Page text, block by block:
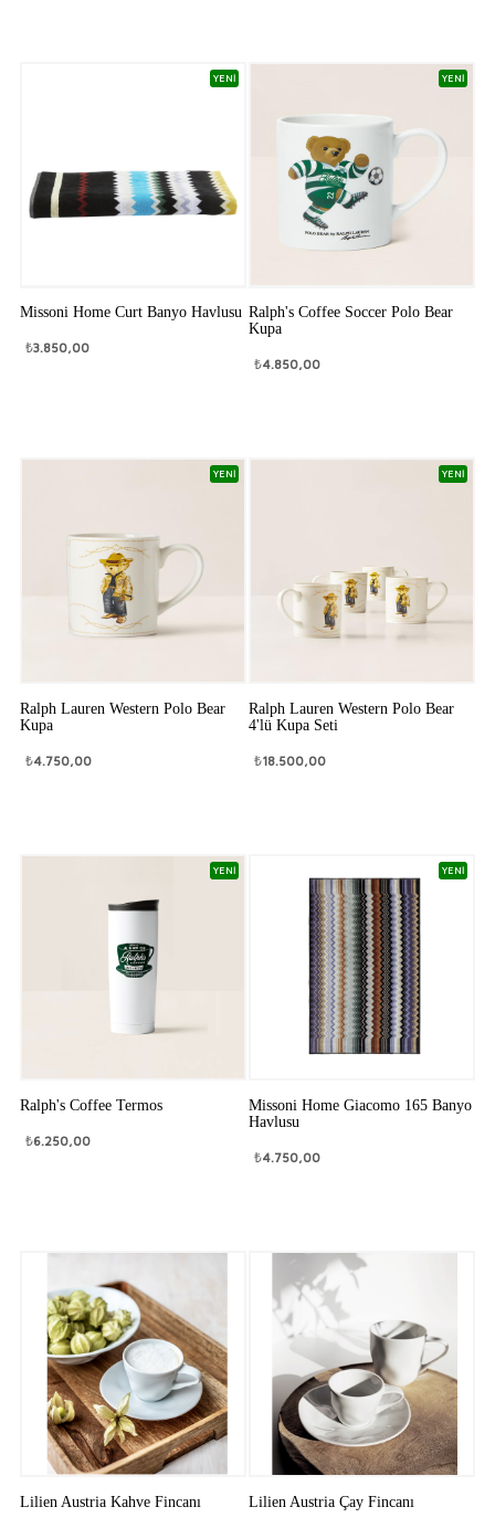
YENİ
Missoni Home Curt Banyo Havlusu
₺3.850,00
YENİ
Ralph's Coffee Soccer Polo Bear
Kupa
₺4.850,00
YENİ
Ralph Lauren Western Polo Bear
Kupa
₺4.750,00
YENİ
Ralph Lauren Western Polo Bear
4'lü Kupa Seti
₺18.500,00
YENİ
Ralph's Coffee Termos
₺6.250,00
YENİ
Missoni Home Giacomo 165 Banyo
Havlusu
₺4.750,00
Lilien Austria Kahve Fincanı Lilien Austria Çay Fincanı